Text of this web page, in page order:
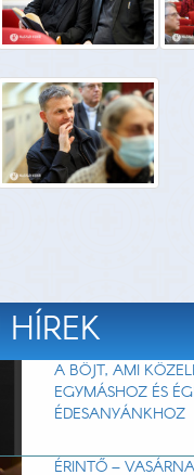
A BÖJT, AMI
EGYMÁSHOZ ÉS
ÉDESANYÁNKHOZ
ÉRINTŐ –